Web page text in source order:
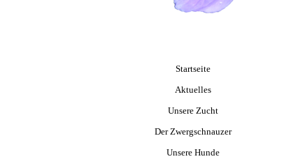
Menü überspringen
Startseite
Aktuelles
Unsere Zucht
Der Zwergschnauzer
Unsere Hunde